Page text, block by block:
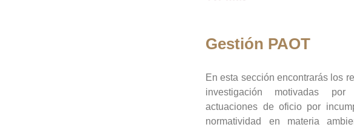
Gestión PAOT
En esta sección encontrarás los
investigación motivadas
actuaciones de oficio por
normatividad en materia